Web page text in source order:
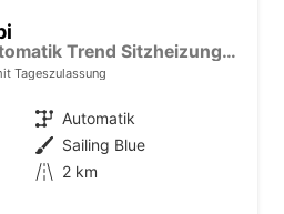
1.6 T-GDI 150PS Automatik Trend Sitzheizung Lenkradheizung Klimaautomatik PDC v+h Rückf.Kamera Navi Apple CarPlay + Android Auto 16"LM
Tageszulassung
Getriebe Automatik
Außenfarbe Sailing Blue
Kilometerstand 2 km